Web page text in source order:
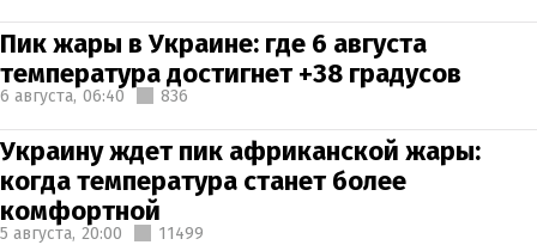
Пик жары в Украине: где 6 августа
температура достигнет +38 градусов
6 августа, 06:40 836
Украину ждет пик африканской жары:
когда температура станет более
комфортной
5 августа, 20:00 11499